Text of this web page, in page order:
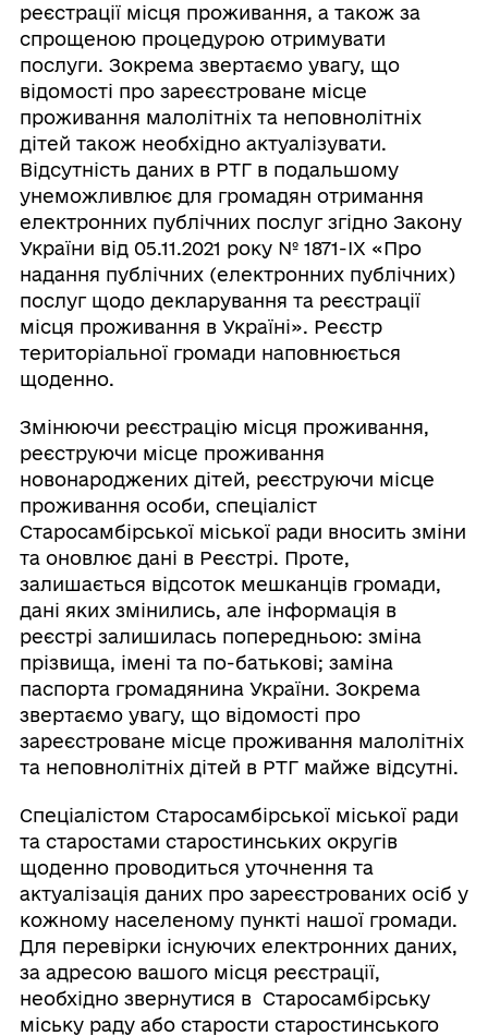
реєстрації місця проживання, а також за
спрощеною процедурою отримувати
послуги. Зокрема звертаємо увагу, що
відомості про зареєстроване місце
проживання малолітніх та неповнолітніх
дітей також необхідно актуалізувати.
Відсутність даних в РТГ в подальшому
унеможливлює для громадян отримання
електронних публічних послуг згідно Закону
України від 05.11.2021 року № 1871-ІХ «Про
надання публічних (електронних публічних)
послуг щодо декларування та реєстрації
місця проживання в Україні». Реєстр
територіальної громади наповнюється
щоденно.
Змінюючи реєстрацію місця проживання,
реєструючи місце проживання
новонароджених дітей, реєструючи місце
проживання особи, спеціаліст
Старосамбірської міської ради вносить зміни
та оновлює дані в Реєстрі. Проте,
залишається відсоток мешканців громади,
дані яких змінились, але інформація в
реєстрі залишилась попередньою: зміна
прізвища, імені та по-батькові; заміна
паспорта громадянина України. Зокрема
звертаємо увагу, що відомості про
зареєстроване місце проживання малолітніх
та неповнолітніх дітей в РТГ майже відсутні.
Спеціалістом Старосамбірської міської ради
та старостами старостинських округів
щоденно проводиться уточнення та
актуалізація даних про зареєстрованих осіб у
кожному населеному пункті нашої громади.
Для перевірки існуючих електронних даних,
за адресою вашого місця реєстрації,
необхідно звернутися в Старосамбірську
міську раду або старости старостинського